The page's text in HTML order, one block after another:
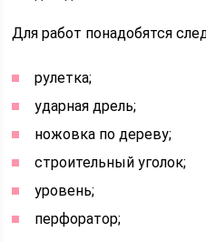
Для работ понадобятся
рулетка;
ударная дрель;
ножовка по дереву;
строительный уголок;
уровень;
перфоратор;